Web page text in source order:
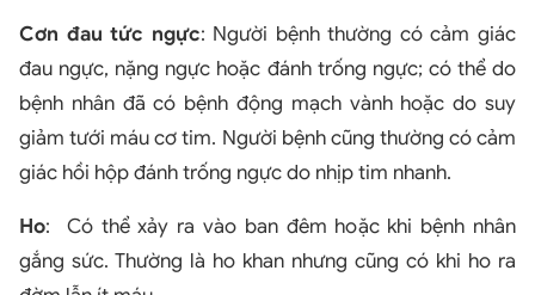
Cơn đau tức ngực: Người bệnh thường có cảm giác
đau ngực, nặng ngực hoặc đánh trống ngực; có thể do
bệnh nhân đã có bệnh động mạch vành hoặc do suy
giảm tưới máu cơ tim. Người bệnh cũng thường có cảm
giác hồi hộp đánh trống ngực do nhịp tim nhanh.
Ho: Có thể xảy ra vào ban đêm hoặc khi bệnh nhân
gắng sức. Thường là ho khan nhưng cũng có khi ho ra